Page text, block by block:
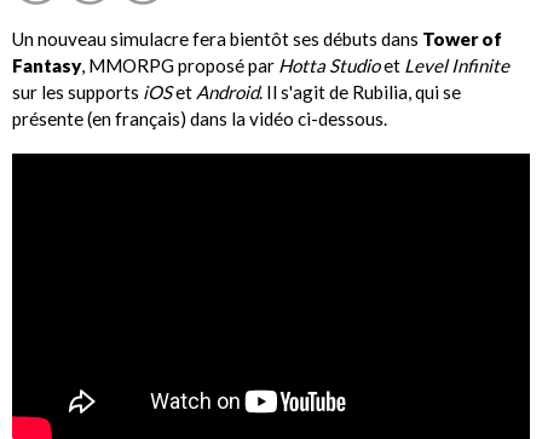
Un nouveau simulacre fera bientôt ses débuts dans Tower of
Fantasy, MMORPG proposé par Hotta Studioet Level Infinite
sur les supports iOSet Android. Il s'agit de Rubilia, qui se
présente (en français) dans la vidéo ci-dessous.